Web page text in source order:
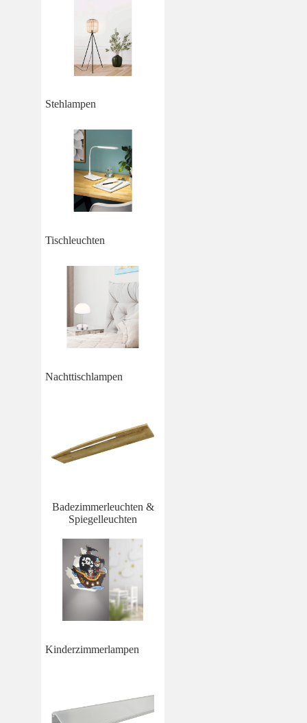
Stehlampen
Tischleuchten
Nachttischlampen
Badezimmerleuchten &
Spiegelleuchten
Kinderzimmerlampen